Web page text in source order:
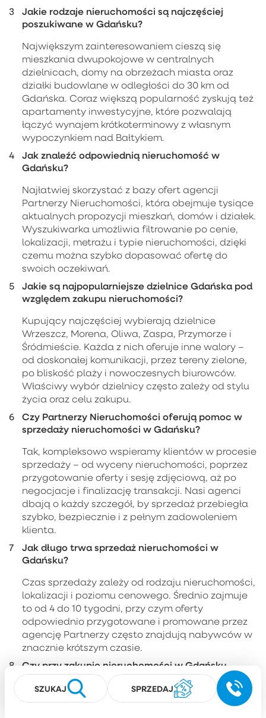
Jakie rodzaje nieruchomości są najczęściej
poszukiwane w Gdańsku?
Największym zainteresowaniem cieszą się
mieszkania dwupokojowe w centralnych
dzielnicach, domy na obrzeżach miasta oraz
działki budowlane w odległości do 30 km od
Gdańska. Coraz większą popularność zyskują też
apartamenty inwestycyjne, które pozwalają
łączyć wynajem krótkoterminowy z własnym
wypoczynkiem nad Bałtykiem.
Jak znaleźć odpowiednią nieruchomość w
Gdańsku?
Najłatwiej skorzystać z bazy ofert agencji
Partnerzy Nieruchomości, która obejmuje tysiące
aktualnych propozycji mieszkań, domów i działek.
Wyszukiwarka umożliwia filtrowanie po cenie,
lokalizacji, metrażu i typie nieruchomości, dzięki
czemu można szybko dopasować ofertę do
swoich oczekiwań.
Jakie są najpopularniejsze dzielnice Gdańska pod
względem zakupu nieruchomości?
Kupujący najczęściej wybierają dzielnice
Wrzeszcz, Morena, Oliwa, Zaspa, Przymorze i
Śródmieście. Każda z nich oferuje inne walory –
od doskonałej komunikacji, przez tereny zielone,
po bliskość plaży i nowoczesnych biurowców.
Właściwy wybór dzielnicy często zależy od stylu
życia oraz celu zakupu.
Czy Partnerzy Nieruchomości oferują pomoc w
sprzedaży nieruchomości w Gdańsku?
Tak, kompleksowo wspieramy klientów w procesie
sprzedaży – od wyceny nieruchomości, poprzez
przygotowanie oferty i sesję zdjęciową, aż po
negocjacje i finalizację transakcji. Nasi agenci
dbają o każdy szczegół, by sprzedaż przebiegła
szybko, bezpiecznie i z pełnym zadowoleniem
klienta.
Jak długo trwa sprzedaż nieruchomości w
Gdańsku?
Czas sprzedaży zależy od rodzaju nieruchomości,
lokalizacji i poziomu cenowego. Średnio zajmuje
to od 4 do 10 tygodni, przy czym oferty
odpowiednio przygotowane i promowane przez
agencję Partnerzy często znajdują nabywców w
znacznie krótszym czasie.
Czy przy zakupie nieruchomości w Gdańsku
można liczyć na wsparcie kredytowe?
Oczywiście. Eksperci ds. kredytów hipotecznych
SZUKAJ SPRZEDAJ